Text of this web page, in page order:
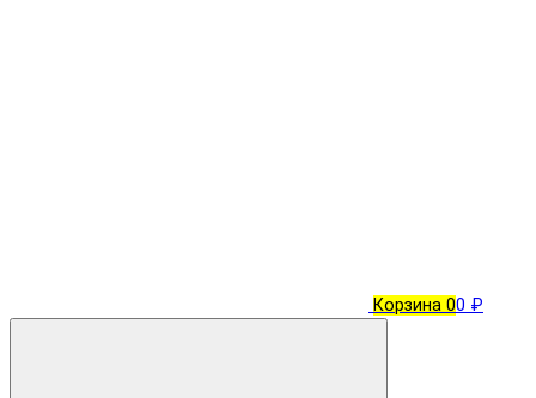
Корзина 00 ₽